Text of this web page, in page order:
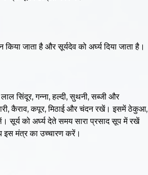
जाता है और सूर्यदेव को अर्घ्य दिया जाता है।
सिंदूर, गन्ना, हल्दी, सुथनी, सब्जी और
कैराव, कपूर, मिठाई और चंदन रखें। इसमें ठेकुआ,
सूर्य को अर्घ्य देते समय सारा प्रसाद सूप में रखें
इस मंत्र का उच्चारण करें।